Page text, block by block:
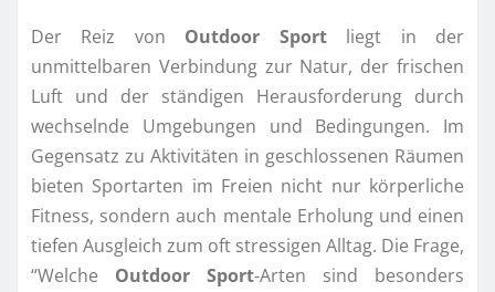
Der Reiz von Outdoor Sportliegt in der
unmittelbaren Verbindung zur Natur, der frischen
Luft und der ständigen Herausforderung durch
wechselnde Umgebungen und Bedingungen. Im
Gegensatz zu Aktivitäten in geschlossenen Räumen
bieten Sportarten im Freien nicht nur körperliche
Fitness, sondern auch mentale Erholung und einen
tiefen Ausgleich zum oft stressigen Alltag. Die Frage,
“Welche Outdoor Sport-Arten sind besonders